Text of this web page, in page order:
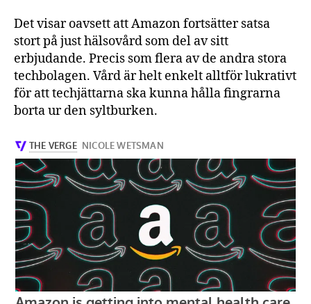
Det visar oavsett att Amazon fortsätter satsa
stort på just hälsovård som del av sitt
erbjudande. Precis som flera av de andra stora
techbolagen. Vård är helt enkelt alltför lukrativt
för att techjättarna ska kunna hålla fingrarna
borta ur den syltburken.